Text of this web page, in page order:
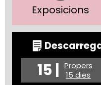
Exposicions
15 | Propers
15 dies